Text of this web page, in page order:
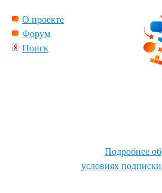
О проекте
Форум
Поиск
Подробнее об
условиях подписки